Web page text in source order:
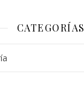
CATEGORÍAS